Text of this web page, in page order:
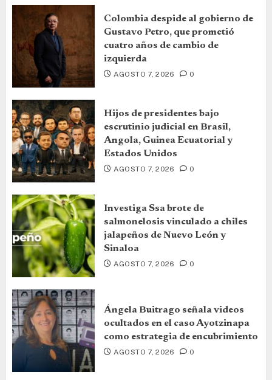
Colombia despide al gobierno de
Gustavo Petro, que prometió
cuatro años de cambio de
izquierda
AGOSTO 7, 2026 0
Hijos de presidentes bajo
escrutinio judicial en Brasil,
Angola, Guinea Ecuatorial y
Estados Unidos
AGOSTO 7, 2026 0
Investiga Ssa brote de
salmonelosis vinculado a chiles
jalapeños de Nuevo León y
Sinaloa
AGOSTO 7, 2026 0
Ángela Buitrago señala videos
ocultados en el caso Ayotzinapa
como estrategia de encubrimiento
AGOSTO 7, 2026 0